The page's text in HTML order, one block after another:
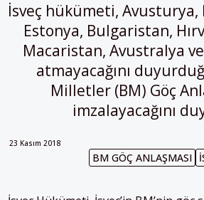
İsveç hükümeti, Avusturya,
Estonya, Bulgaristan,
Macaristan, Avustralya
atmayacağını
Milletler (BM) Göç
imzalayacağını
23 Kasım 2018
BM GÖÇ ANLAŞMASI